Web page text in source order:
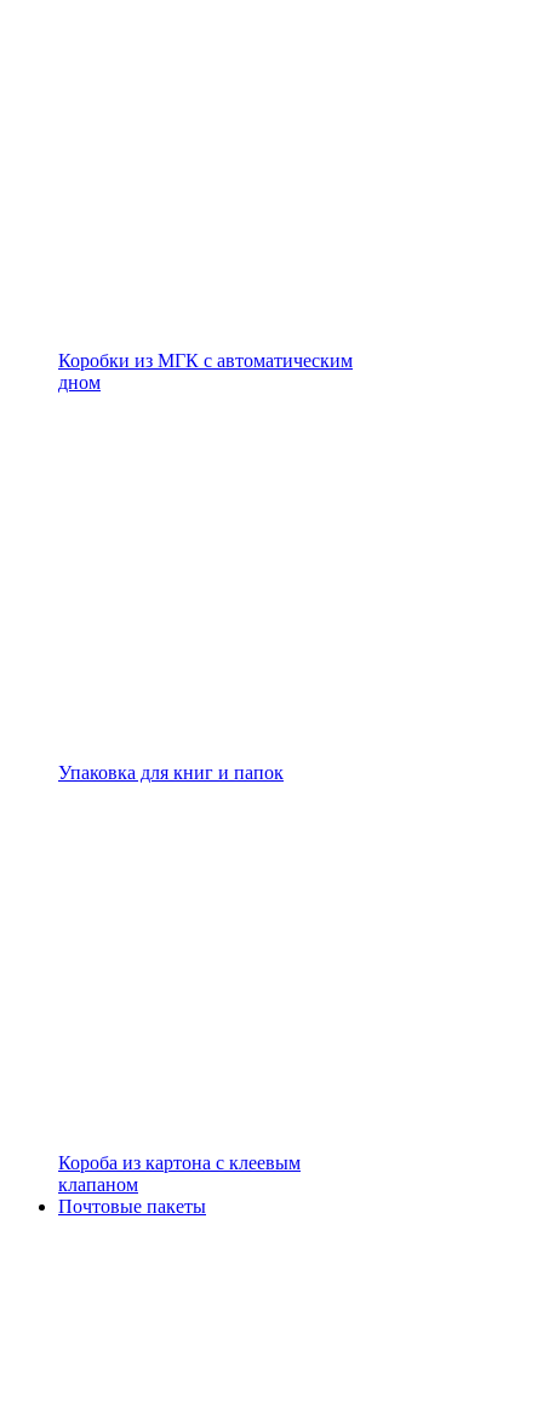
Коробки из МГК с автоматическим
дном
Упаковка для книг и папок
Короба из картона с клеевым
клапаном
Почтовые пакеты